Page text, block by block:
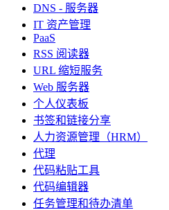
DNS - 服务器
IT 资产管理
PaaS
RSS 阅读器
URL 缩短服务
Web 服务器
个人仪表板
书签和链接分享
人力资源管理（HRM）
代理
代码粘贴工具
代码编辑器
任务管理和待办清单